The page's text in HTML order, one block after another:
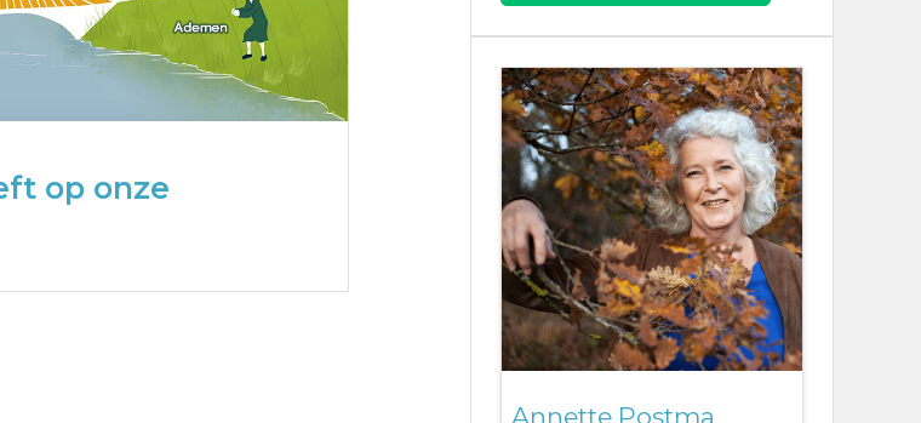
op onze
Annette Postma